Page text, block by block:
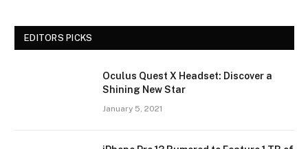
EDITORS PICKS
Oculus Quest X Headset: Discover a
Shining New Star
January 5, 2021